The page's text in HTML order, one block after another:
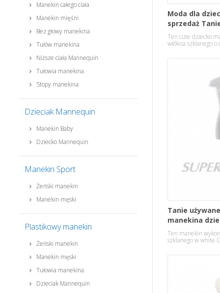
Manekin całego ciała
Manekin mięśni
Bez głowy manekina
Tułów manekina
Niższe ciała Mannequin
Tułowia manekina
Stopy manekina
Dzieciak Mannequin
Manekin Baby
Dziecko Mannequin
Manekin Sport
Żeński manekin
Manekin męski
Plastikowy manekin
Żeński manekin
Manekin męski
Tułowia manekina
Dzieciak Mannequin
Moda dla
sprzedaż
Ten cute dziecko
włókna szklanego
powierzchni kolor
Tanie
manekina
Ten manekin
szklanego w
drewnianego